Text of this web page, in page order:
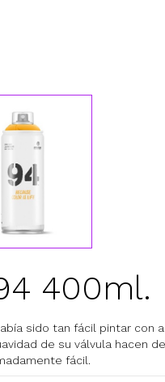
400ml.
sido tan fácil pintar con
de su válvula hacen
fácil.